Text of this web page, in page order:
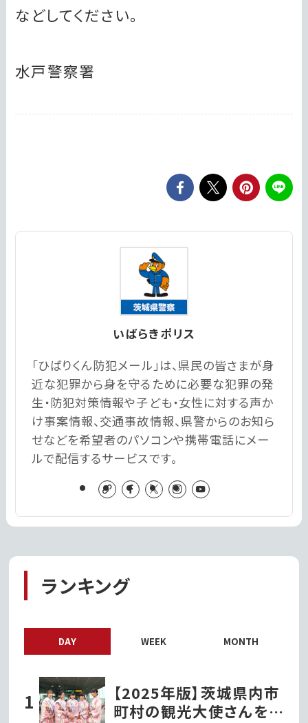
などしてください。
水戸警察署
いばらきポリス
「ひばりくん防犯メール」は、県民の皆さまが身
近な犯罪から身を守るために必要な犯罪の発
生・防犯対策情報や子ども・女性に対する声か
け事案情報、交通事故情報、県警からのお知ら
せなどを希望者のパソコンや携帯電話にメー
ルで配信するサービスです。
ランキング
DAY WEEK MONTH
【2025年版】茨城県内市
町村の観光大使さんを